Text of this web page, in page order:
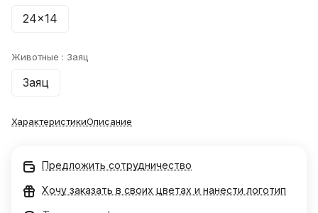
24x14
Животные : Заяц
Заяц
ХарактеристикиОписание
Предложить сотрудничество
Хочу заказать в своих цветах и нанести логотип